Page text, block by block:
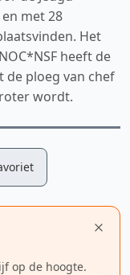
met 28
Het
heeft de
ploeg van chef
wordt.
op de hoogte.